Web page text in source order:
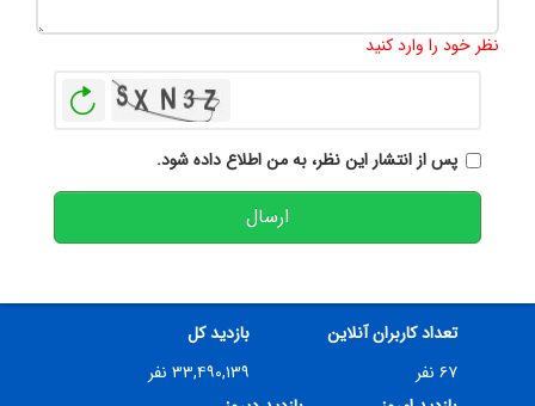
نظر خود را وارد کنید
پس از انتشار این نظر، به من اطلاع داده شود.
ارسال
تعداد کاربران آنلاین
۶۷ نفر
بازدید کل
۳۳,۴۹۰,۱۳۹ نفر